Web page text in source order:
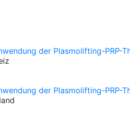
der Plasmolifting-PRP-
der Plasmolifting-PRP-